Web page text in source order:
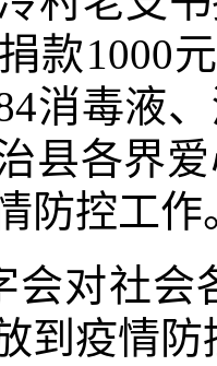
款1000
消毒液
县各界
防控工作
会对社
到疫情